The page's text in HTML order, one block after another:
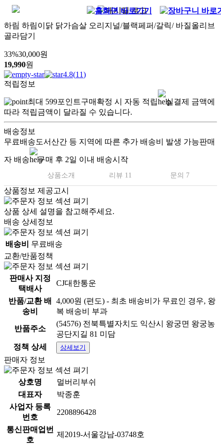
하림 하림이닭 닭가슴살 오리지널/블랙페퍼/갈릭/ 바질올리브
골라담기
33%30,000원
19,990원
4.8(11)
적립정보
최대 599포인트구매확정 시 자동 적립
실결제 금액에
따라 적립금액이 달라질 수 있습니다.
배송정보
무료배송도서산간 등 지역에 따른 추가 배송비 발생 가능판매
자 배송 구매 후 2일 이내 배송시작
상품소개 리뷰 11 문의 7
상품정보 제공고시
상품 상세 설명을 참고해주세요.
배송 상세정보
배송비
무료배송
교환/반품정책
판매사 지정
택배사
CJ대한통운
반품/교환 배
송비
4,000원 (편도) - 최초 배송비가 무료인 경우, 왕
복 배송비 부과
반품주소
(54576) 전북특별자치도 익산시 왕궁면 왕궁농
공단지길 81 미담
정책 상세
상세보기
판매자 정보
상호명
멀버리부쉬
대표자
박종훈
사업자 등록
번호
2208896428
통신판매업번
호
제2019-서울강남-03748호